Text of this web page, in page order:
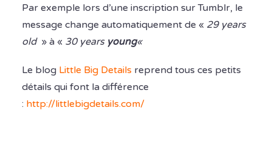
Par exemple lors d’une inscription sur Tumblr, le
message change automatiquement de « 29 years
old » à « 30 years young«
Le blog Little Big Details reprend tous ces petits
détails qui font la différence
: http://littlebigdetails.com/